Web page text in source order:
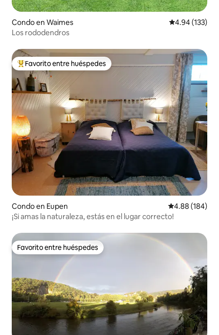
Condo en Waimes Calificación
4.94 (133)
Los rododendros
Favorito entre huéspedes preferido
Favorito entre huéspedes
Condo en Eupen Calificación
4.88 (184)
¡Si amas la naturaleza, estás en el lugar correcto!
Favorito entre huéspedes
Favorito entre huéspedes